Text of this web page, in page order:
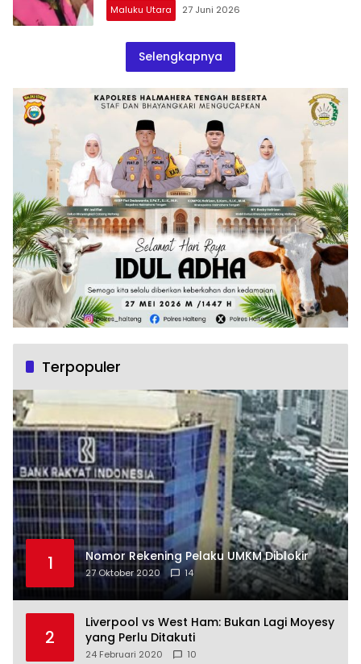
Maluku Utara 27 Juni 2026
Selengkapnya
Terpopuler
1 Nomor Rekening Pelaku UMKM Diblokir
27 Oktober 2020 14
2
Liverpool vs West Ham: Bukan Lagi Moyesy
yang Perlu Ditakuti
24 Februari 2020 10